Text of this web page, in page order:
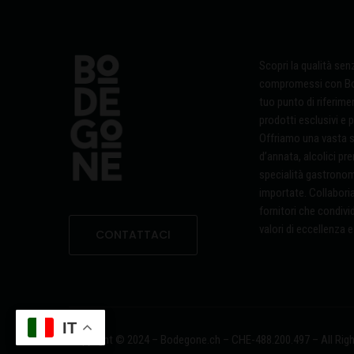
CONTATTACI
Scopri la qualità
compromessi con
tuo punto di
prodotti esclusivi e
Offriamo una vasta
d’annata, alcolici
specialità
importate.
fornitori che
valori di eccellenza
Copyright © 2024 – Bodegone.ch – CHE-488.200.497 – All
IT